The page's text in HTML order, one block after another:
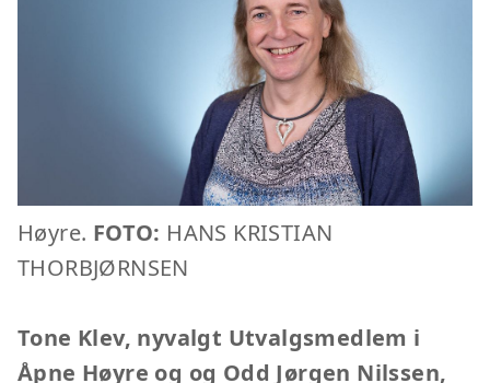
Høyre. FOTO: HANS KRISTIAN
THORBJØRNSEN
Tone Klev, nyvalgt Utvalgsmedlem i
Åpne Høyre og og Odd Jørgen Nilssen,